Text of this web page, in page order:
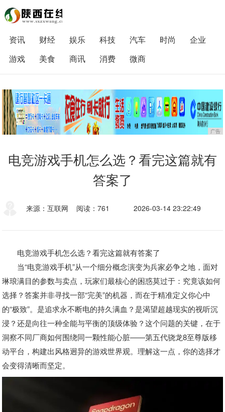
资讯 财经 娱乐 科技 汽车 时尚
企业
游戏
美食 商讯 消费 微商
广告
电竞游戏手机怎么选？看完这篇就有
答案了
来源：互联网 阅读：761 2026-03-14 23:22:49
电竞游戏手机怎么选？看完这篇就有答案了
当“电竞游戏手机”从一个细分概念演变为兵家必争之地，面对
琳琅满目的参数与卖点，玩家们最核心的困惑莫过于：究竟该如何
选择？答案并非寻找一部“完美”的机器，而在于精准定义你心中
的“极致”。是追求永不断电的持久满血？是渴望超越现实的视听沉
浸？还是向往一种全能与平衡的顶级体验？这个问题的关键，在于
洞察不同厂商如何围绕同一颗性能心脏——第五代骁龙8至尊版移
动平台，构建出风格迥异的游戏世界观。理解这一点，你的选择才
会变得清晰而坚定。